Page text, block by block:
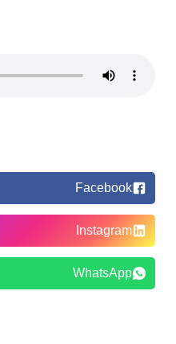
Facebook
Instagram
WhatsApp